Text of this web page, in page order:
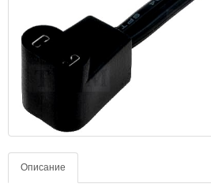
Описание